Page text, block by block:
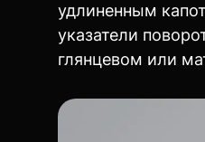
удлиненным
указатели
глянцевом или